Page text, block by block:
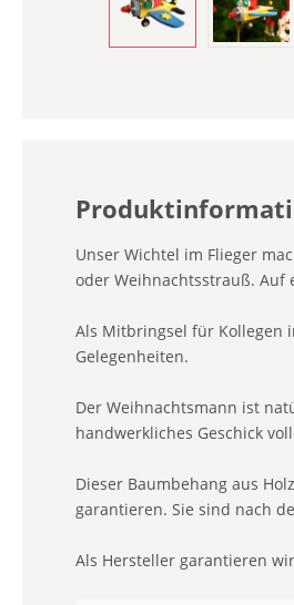
Unser Wichtel im Flieger
oder Weihnachtsstrauß. Auf
Als Mitbringsel für Kollegen
Gelegenheiten.
Der Weihnachtsmann ist
handwerkliches Geschick
Dieser Baumbehang aus
garantieren. Sie sind nach
Als Hersteller garantieren